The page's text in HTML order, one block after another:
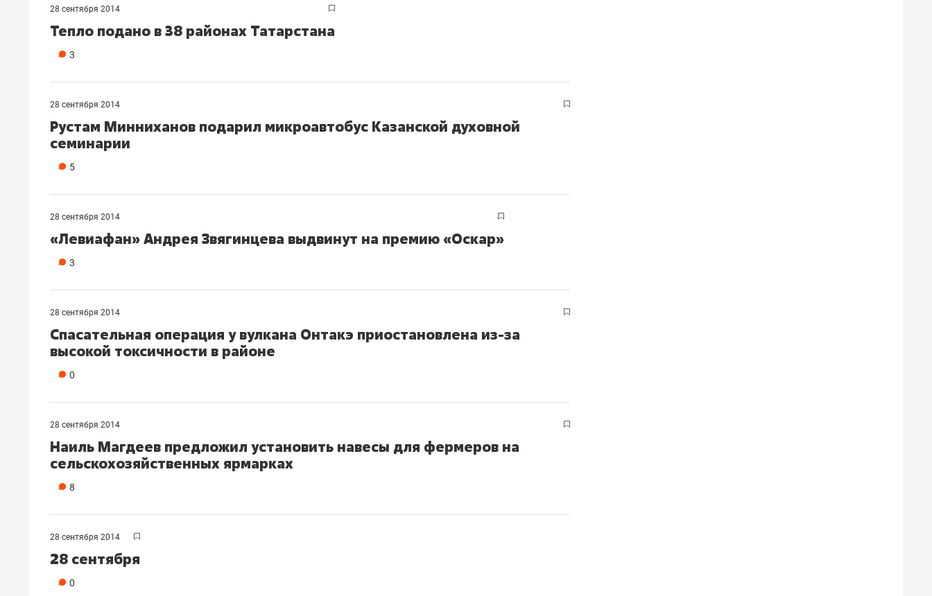
28 сентября 2014
Тепло подано в 38 районах Татарстана
3
28 сентября 2014
Рустам Минниханов подарил микроавтобус Казанской духовной
семинарии
5
28 сентября 2014
«Левиафан» Андрея Звягинцева выдвинут на премию «Оскар»
3
28 сентября 2014
Спасательная операция у вулкана Онтакэ приостановлена из-за
высокой токсичности в районе
0
28 сентября 2014
Наиль Магдеев предложил установить навесы для фермеров на
сельскохозяйственных ярмарках
8
28 сентября 2014
28 сентября
0